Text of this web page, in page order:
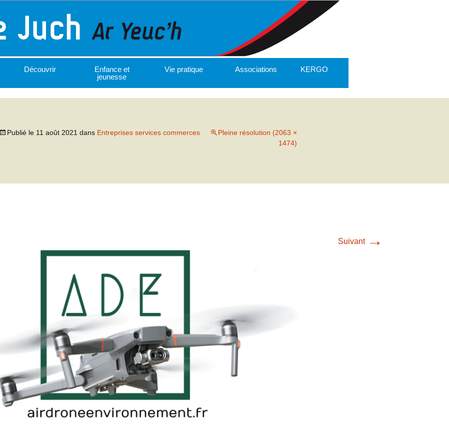
Découvrir
Enfance et
jeunesse
Vie pratique Associations KERGO
Publié le 11 août 2021 dans Entreprises services commerces
Pleine résolution (2063 ×
1474)
Suivant →